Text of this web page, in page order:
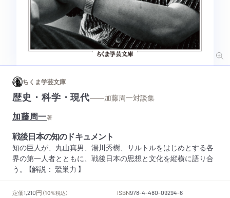
ちくま学芸文庫
歴史・科学・現代——加藤周一対談集
加藤周一著
戦後日本の知のドキュメント
知の巨人が、丸山真男、湯川秀樹、サルトルをはじめとする各
界の第一人者とともに、戦後日本の思想と文化を縦横に語り合
う。 【解説： 鷲巣力 】
定価1,210円 （10％税込） ISBN978-4-480-09294-6